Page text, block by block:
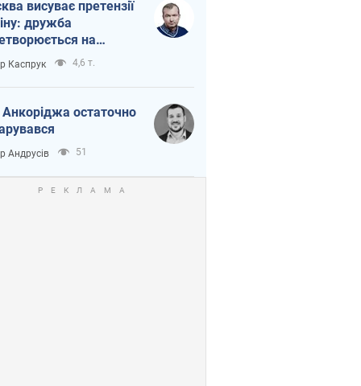
висуває претензії
дружба
на
Росії від
Каспрук 4,6 т.
остаточно
Андрусів 51